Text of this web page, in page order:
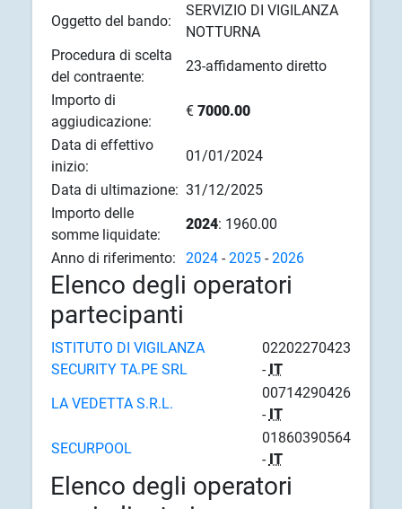
Oggetto del bando:
SERVIZIO DI VIGILANZA
NOTTURNA
Procedura di scelta
del contraente:
23-affidamento diretto
Importo di
aggiudicazione:
€ 7000.00
Data di effettivo
inizio:
01/01/2024
Data di ultimazione: 31/12/2025
Importo delle
somme liquidate:
2024: 1960.00
Anno di riferimento:
2024-2025-2026
Elenco degli operatori
partecipanti
ISTITUTO DI VIGILANZA
SECURITY TA.PE SRL
02202270423
- IT
LA VEDETTA S.R.L.
00714290426
- IT
SECURPOOL
01860390564
- IT
Elenco degli operatori